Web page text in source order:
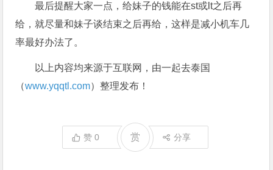
最后提醒大家一点，给妹子的钱能在st或lt之后再
给，就尽量和妹子谈结束之后再给，这样是减小机车几
率最好办法了。
以上内容均来源于互联网，由一起去泰国
（www.yqqtl.com）整理发布！
赞0 赏 分享